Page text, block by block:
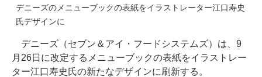
デニーズのメニューブックの表紙をイラストレーター江口寿史
氏デザインに
デニーズ（セブン＆アイ・フードシステムズ）は、9
月26日に改定するメニューブックの表紙をイラストレー
ター江口寿史氏の新たなデザインに刷新する。